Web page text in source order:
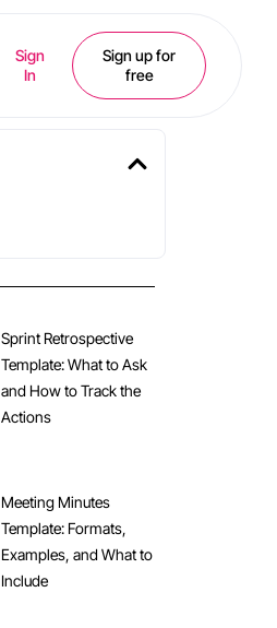
Sign
In
Sign up for
free
Sprint Retrospective
Template: What to Ask
and How to Track the
Actions
Meeting Minutes
Template: Formats,
Examples, and What to
Include